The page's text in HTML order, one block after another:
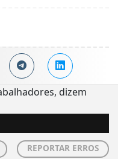
REPORTAR ERROS